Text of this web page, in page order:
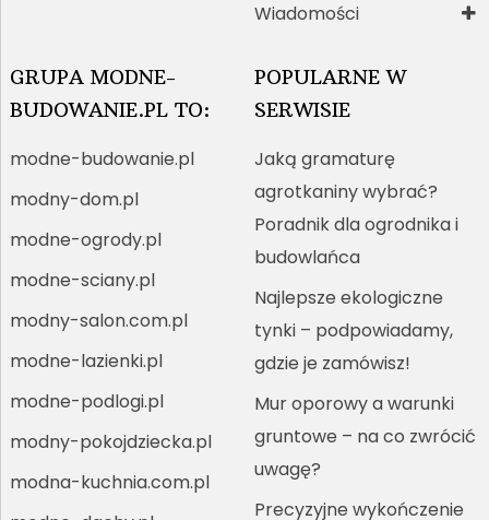
Wiadomości
GRUPA MODNE-
BUDOWANIE.PL TO:
modne-budowanie.pl
modny-dom.pl
modne-ogrody.pl
modne-sciany.pl
modny-salon.com.pl
modne-lazienki.pl
modne-podlogi.pl
modny-pokojdziecka.pl
modna-kuchnia.com.pl
POPULARNE W
SERWISIE
Jaką gramaturę
agrotkaniny wybrać?
Poradnik dla ogrodnika i
budowlańca
Najlepsze ekologiczne
tynki – podpowiadamy,
gdzie je zamówisz!
Mur oporowy a warunki
gruntowe – na co zwrócić
uwagę?
Precyzyjne wykończenie